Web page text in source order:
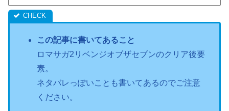
この記事に書いてあること
ロマサガ2リベンジオブザセブンのクリア後要
素。
ネタバレっぽいことも書いてあるのでご注意
ください。